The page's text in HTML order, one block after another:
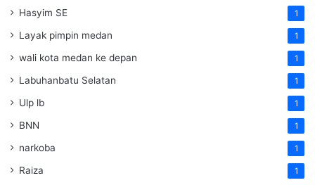
Hasyim SE 1
Layak pimpin medan 1
wali kota medan ke depan 1
Labuhanbatu Selatan 1
Ulp lb 1
BNN 1
narkoba 1
Raiza 1